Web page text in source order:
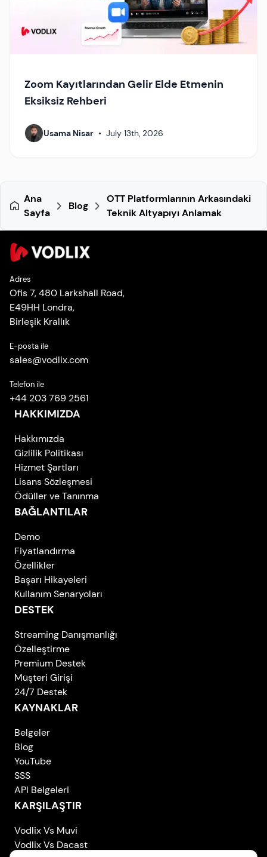
Zoom Kayıtlarından Gelir Elde Etmenin
Eksiksiz Rehberi
Usama Nisar • July 13th, 2026
Ana
Sayfa
Blog
OTT Platformlarının Arkasındaki
Teknik Altyapıyı Anlamak
Adres
Ofis 7, 480 Larkshall Road,
E49HH Londra,
Birleşik Krallık
E-posta ile
sales@vodlix.com
Telefon ile
+44 203 769 2561
HAKKIMIZDA
Hakkımızda
Gizlilik Politikası
Hizmet Şartları
Lisans Sözleşmesi
Ödüller ve Tanınma
BAĞLANTILAR
Demo
Fiyatlandırma
Özellikler
Başarı Hikayeleri
Kullanım Senaryoları
DESTEK
Streaming Danışmanlığı
Özelleştirme
Premium Destek
Müşteri Girişi
24/7 Destek
KAYNAKLAR
Belgeler
Blog
YouTube
SSS
API Belgeleri
KARŞILAŞTIR
Vodlix Vs Muvi
Vodlix Vs Dacast